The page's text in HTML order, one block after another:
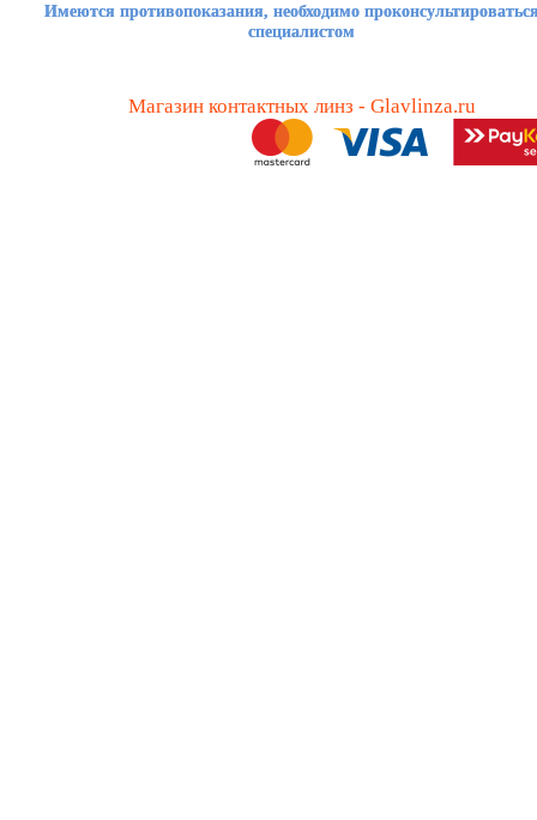
Имеются противопоказания, необходимо
специалистом
Магазин контактных линз - Glavlinza.ru